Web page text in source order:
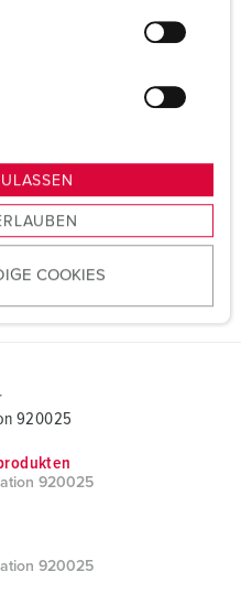
COOKIES
920025
920025
920025